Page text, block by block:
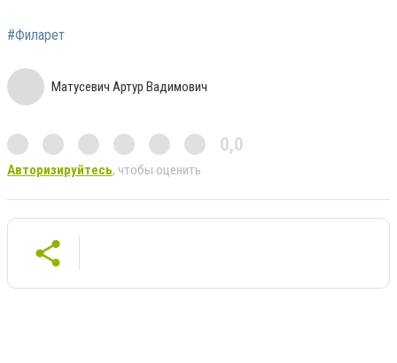
#Филарет
Матусевич Артур Вадимович
0,0
Авторизируйтесь, чтобы оценить